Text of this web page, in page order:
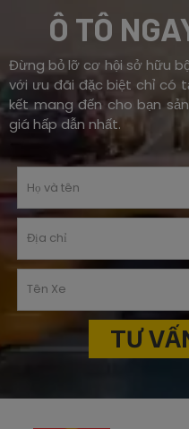
Ô TÔ
Đừng bỏ lỡ cơ hội sở hữu
với ưu đãi đặc biệt chỉ có
kết mang đến cho bạn
giá hấp dẫn nhất.
TƯ